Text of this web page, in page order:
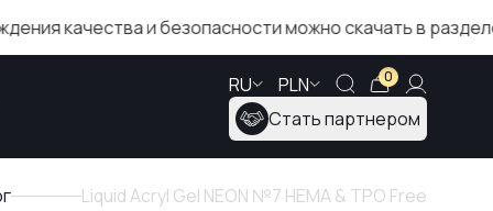
и безопасности можно скачать в разделе
RU PLN 0
Стать партнером
Liquid Acryl Gel NEON №7 HEMA & TPO Free